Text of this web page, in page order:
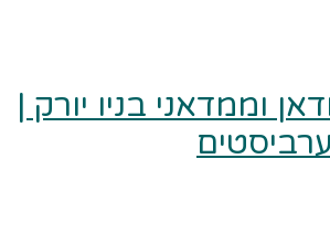
וממדאני בניו יורק |